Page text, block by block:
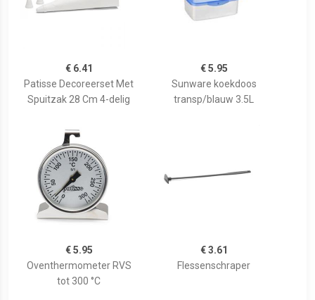
€ 6.41
Patisse Decoreerset Met
Spuitzak 28 Cm 4-delig
€ 5.95
Sunware koekdoos
transp/blauw 3.5L
€ 5.95
Oventhermometer RVS
tot 300 °C
€ 3.61
Flessenschraper